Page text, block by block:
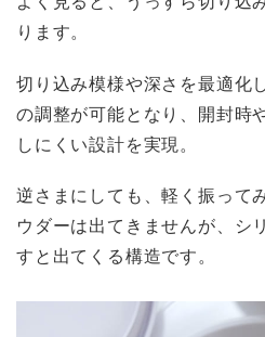
ります。
切り込み模様や深さを最適化
の調整が可能となり、開封時
しにくい設計を実現。
逆さまにしても、軽く振って
ウダーは出てきませんが、シ
すと出てくる構造です。